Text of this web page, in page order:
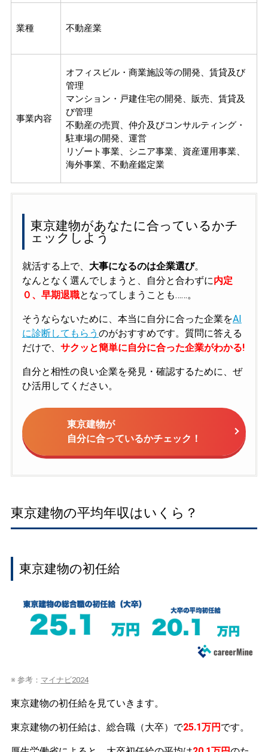
業種 不動産業
事業内容
オフィスビル・商業施設等の開発、賃貸及び
管理
マンション・戸建住宅の開発、販売、賃貸及
び管理
不動産の売買、仲介及びコンサルティング・
駐車場の開発、運営
リゾート事業、シニア事業、資産運用事業、
海外事業、不動産鑑定業
東京建物があなたに合っているかチ
ェックしよう
就活する上で、 大事になるのは企業選び。
なんとなく選んでしまうと、自分と合わずに内定
０、早期退職となってしまうことも……。
そうならないために、本当に自分に合った企業をAI
に診断してもらう のがおすすめです。質問に答える
だけで、 サクッと簡単に自分に合った企業がわかる!
自分と相性の良い企業を発見・確認するために、ぜ
ひ活用してください。
東京建物が
自分に合っているかチェック！
東京建物の平均年収はいくら？
東京建物の初任給
※ 参考： マイナビ2024
東京建物の初任給を見ていきます。
東京建物の初任給は、総合職（大卒）で25.1万円 です。